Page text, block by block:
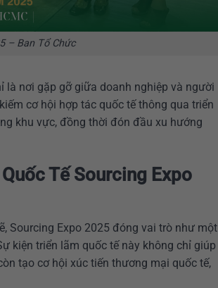
– Ban Tổ Chức
là nơi gặp gỡ giữa doanh nghiệp và người
cơ hội hợp tác quốc tế thông qua triển
khu vực, đồng thời đón đầu xu hướng
Tế Sourcing Expo
Sourcing Expo 2025 đóng vai trò như một
kiện triển lãm quốc tế này không chỉ giúp
tạo cơ hội xúc tiến thương mại quốc tế,